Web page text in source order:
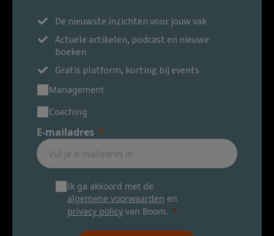
De nieuwste inzichten voor jouw vak
Actuele artikelen, podcast en nieuwe
boeken
Gratis platform, korting bij events
Management
Coaching
E-mailadres
Ik ga akkoord met de
algemene voorwaarden en
privacy policy van Boom.